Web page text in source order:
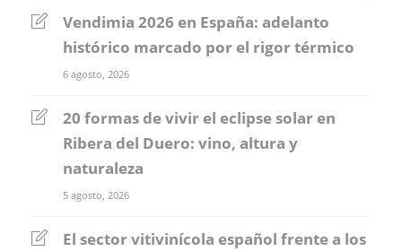
Vendimia 2026 en España: adelanto
histórico marcado por el rigor térmico
6 agosto, 2026
20 formas de vivir el eclipse solar en
Ribera del Duero: vino, altura y
naturaleza
5 agosto, 2026
El sector vitivinícola español frente a los